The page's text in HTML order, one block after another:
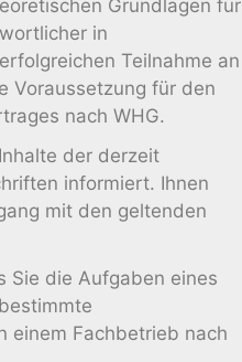
Grundlagen für
in
Teilnahme an
Voraussetzung für den
nach WHG.
der derzeit
informiert. Ihnen
mit den geltenden
Sie die Aufgaben eines
einem Fachbetrieb nach